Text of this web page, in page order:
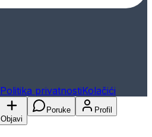
Politika privatnostiKolačići
Objavi
Poruke Profil